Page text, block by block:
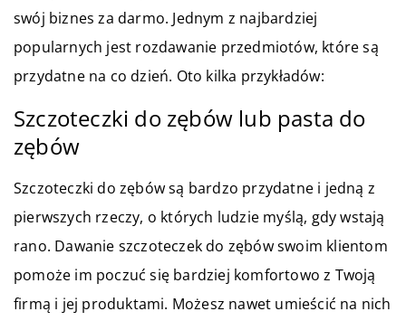
swój biznes za darmo. Jednym z najbardziej
popularnych jest rozdawanie przedmiotów, które są
przydatne na co dzień. Oto kilka przykładów:
Szczoteczki do zębów lub pasta do
zębów
Szczoteczki do zębów są bardzo przydatne i jedną z
pierwszych rzeczy, o których ludzie myślą, gdy wstają
rano. Dawanie szczoteczek do zębów swoim klientom
pomoże im poczuć się bardziej komfortowo z Twoją
firmą i jej produktami. Możesz nawet umieścić na nich